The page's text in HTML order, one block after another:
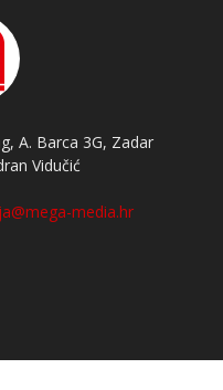
A. Barca 3G, Zadar
Vidučić
media.hr